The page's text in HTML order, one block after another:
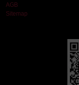
AGB
Sitemap